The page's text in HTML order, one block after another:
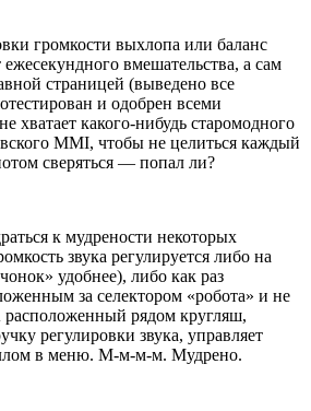
громкости выхлопа или баланс
вмешательства, а сам
страницей (выведено все
и одобрен всеми
хватает какого-нибудь старомодного
MMI, чтобы не целиться каждый
сверяться — попал ли?
к мудрености некоторых
звука регулируется либо на
удобнее), либо как раз
за селектором «робота» и не
рядом кругляш,
регулировки звука, управляет
в меню. М-м-м-м. Мудрено.